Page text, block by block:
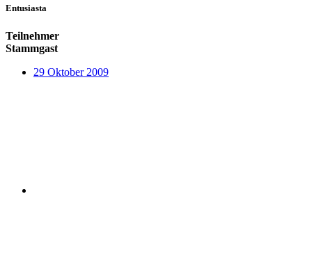
Entusiasta
Teilnehmer
Stammgast
29 Oktober 2009